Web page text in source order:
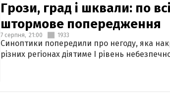
Грози, град і шквали: по
штормове попередження
7 серпня, 21:00 1933
Синоптики попередили про негоду, яка
різних регіонах діятиме І рівень